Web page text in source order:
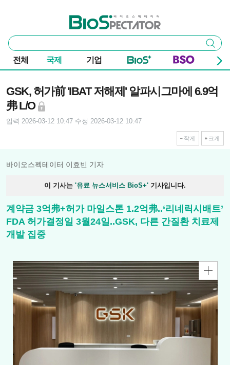
바이오스펙테이터
통
합
검
색
검색
전체 국제 기업
GSK, 허가前 'IBAT 저해제' 알파시그마에 6.9억
弗 L/O
입력 2026-03-12 10:47 수정 2026-03-12 10:47
작게 크게
바이오스펙테이터 이효빈 기자
이 기사는 '유료 뉴스서비스 BioS+' 기사입니다.
계약금 3억弗+허가 마일스톤 1.2억弗..‘리네릭시배트’
FDA 허가결정일 3월24일..GSK, 다른 간질환 치료제
개발 집중